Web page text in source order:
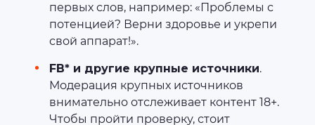
первых слов, например: «Проблемы с
потенцией? Верни здоровье и укрепи
свой аппарат!».
FB* и другие крупные источники.
Модерация крупных источников
внимательно отслеживает контент 18+.
Чтобы пройти проверку, стоит